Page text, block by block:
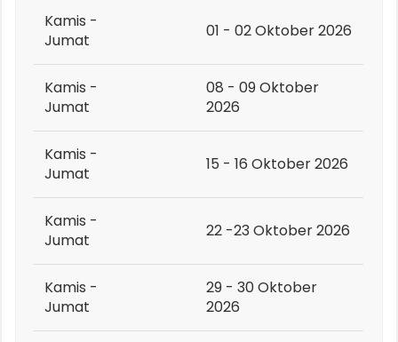
Kamis -
Jumat
01 - 02 Oktober 2026
Kamis -
Jumat
08 - 09 Oktober
2026
Kamis -
Jumat
15 - 16 Oktober 2026
Kamis -
Jumat
22 -23 Oktober 2026
Kamis -
Jumat
29 - 30 Oktober
2026